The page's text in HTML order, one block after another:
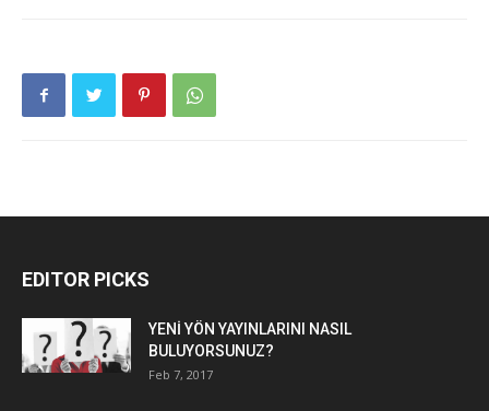
EDITOR PICKS
YENİ YÖN YAYINLARINI NASIL
BULUYORSUNUZ?
Feb 7, 2017